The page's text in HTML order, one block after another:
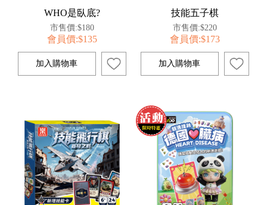
WHO是臥底?
市售價:$180
會員價:$135
技能五子棋
市售價:$220
會員價:$173